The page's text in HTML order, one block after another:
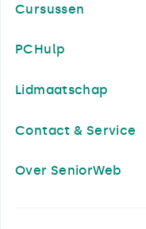
Cursussen
PCHulp
Lidmaatschap
Contact & Service
Over SeniorWeb